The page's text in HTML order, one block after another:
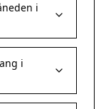
i
i